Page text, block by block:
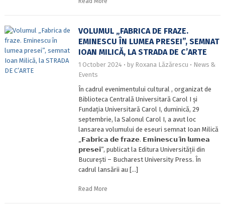
VOLUMUL „FABRICA DE FRAZE.
EMINESCU ÎN LUMEA PRESEI”, SEMNAT
IOAN MILICĂ, LA STRADA DE C’ARTE
1 October 2024 by Roxana Lăzărescu
News &
Events
În cadrul evenimentului cultural , organizat de
Biblioteca Centrală Universitară Carol I și
Fundația Universitară Carol I, duminică, 29
septembrie, la Salonul Carol I, a avut loc
lansarea volumului de eseuri semnat Ioan Milică
„𝗙𝗮𝗯𝗿𝗶𝗰𝗮 𝗱𝗲 𝗳𝗿𝗮𝘇𝗲. 𝗘𝗺𝗶𝗻𝗲𝘀𝗰𝘂 𝗶̂𝗻 𝗹𝘂𝗺𝗲𝗮
𝗽𝗿𝗲𝘀𝗲𝗶”, publicat la Editura Universității din
București – Bucharest University Press. În
cadrul lansării au […]
Read More